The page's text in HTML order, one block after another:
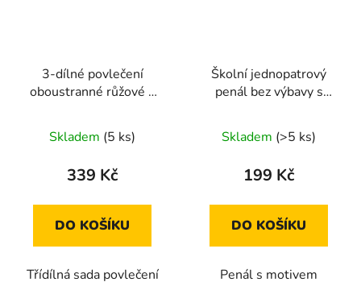
3-dílné povlečení
oboustranné růžové s
a králíkem
140X200+70X90+40X40
Skladem (5 ks)
339 Kč
DO KOŠÍKU
Třídílná sada povlečení
Školní jednopatrový
penál bez výbavy s
Království
Skladem (>5 ks)
199 Kč
DO KOŠÍKU
Penál s motivem